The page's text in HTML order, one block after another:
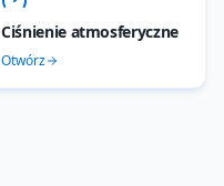
Ciśnienie atmosferyczne
Otwórz